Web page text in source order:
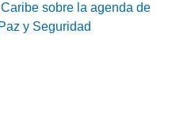
sobre la agenda de
y Seguridad